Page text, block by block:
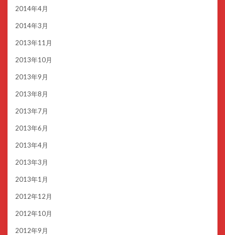
2014年4月
2014年3月
2013年11月
2013年10月
2013年9月
2013年8月
2013年7月
2013年6月
2013年4月
2013年3月
2013年1月
2012年12月
2012年10月
2012年9月